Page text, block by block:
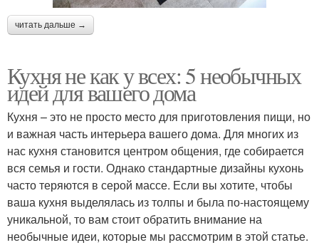
читать дальше →
Кухня не как у всех: 5 необычных
идей для вашего дома
Кухня – это не просто место для приготовления пищи, но
и важная часть интерьера вашего дома. Для многих из
нас кухня становится центром общения, где собирается
вся семья и гости. Однако стандартные дизайны кухонь
часто теряются в серой массе. Если вы хотите, чтобы
ваша кухня выделялась из толпы и была по-настоящему
уникальной, то вам стоит обратить внимание на
необычные идеи, которые мы рассмотрим в этой статье.